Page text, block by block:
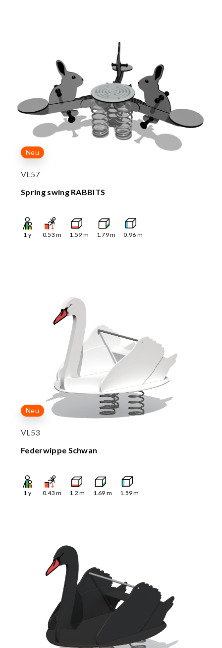
Neu
VL57
Spring swing RABBITS
1 y 0.53 m 1.59 m 1.79m 0.96 m
Neu
VL53
Federwippe Schwan
1 y 0.43 m 1.2 m 1.69 m 1.59m